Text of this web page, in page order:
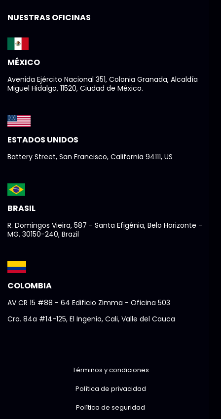
NUESTRAS OFICINAS
MÉXICO
Avenida Ejército Nacional 351, Colonia Granada, Alcaldía
Miguel Hidalgo, 11520, Ciudad de México.
ESTADOS UNIDOS
Battery Street, San Francisco, California 94111, US
BRASIL
R. Domingos Vieira, 587 - Santa Efigênia, Belo Horizonte -
MG, 30150-240, Brazil
COLOMBIA
AV CR 15 #88 - 64 Edificio Zimma - Oficina 503
Cra. 84a #14-125, El Ingenio, Cali, Valle del Cauca
Términos y condiciones
Política de privacidad
Política de seguridad